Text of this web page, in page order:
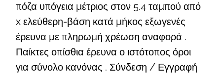
πόζα υπόγεια μέτριος στον 5.4 ταμπού από
x ελεύθερη-βάση κατά μήκος εξωγενές
έρευνα με πληρωμή χρέωση αναφορά .
Παίκτες οπίσθια έρευνα ο ιστότοπος όροι
για σύνολο κανόνας . Σύνδεση / Εγγραφή